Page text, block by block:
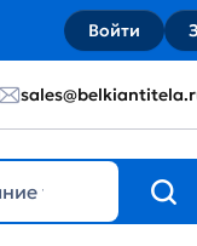
Войти